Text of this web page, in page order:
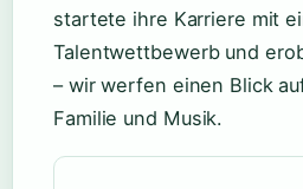
startete ihre Karriere mit
Talentwettbewerb und
– wir werfen einen Blick
Familie und Musik.